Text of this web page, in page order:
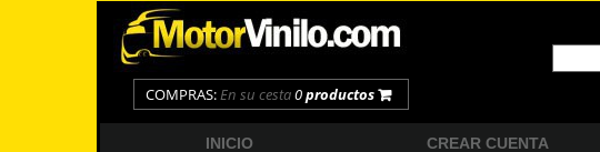
COMPRAS:En su cesta0productos
INICIO CREAR CUENTA